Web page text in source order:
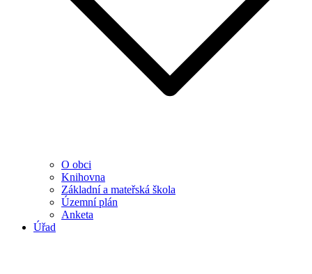
O obci
Knihovna
Základní a mateřská škola
Územní plán
Anketa
Úřad